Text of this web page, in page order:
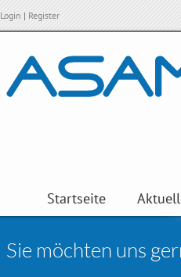
Login | Register
Startseite
Sie möchten uns